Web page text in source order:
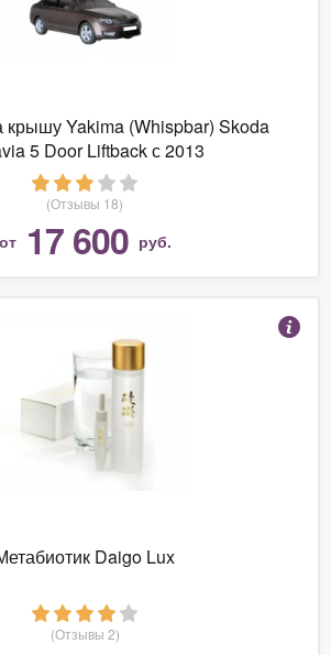
крышу Yakima (Whispbar) Skoda
5 Door Liftback с 2013
(Отзывы 18)
от 17 600 руб.
Daigo Lux
(Отзывы 2)